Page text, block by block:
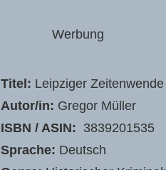
Werbung
Titel: Leipziger Zeitenwende
Autor/in: Gregor Müller
ISBN / ASIN: ‎ 3839201535
Sprache: Deutsch